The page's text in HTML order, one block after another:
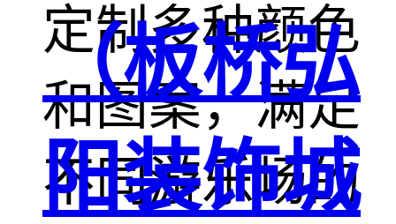
定制多种颜色
和图案，满足
不同游乐场的
（板桥弘
阳装饰城